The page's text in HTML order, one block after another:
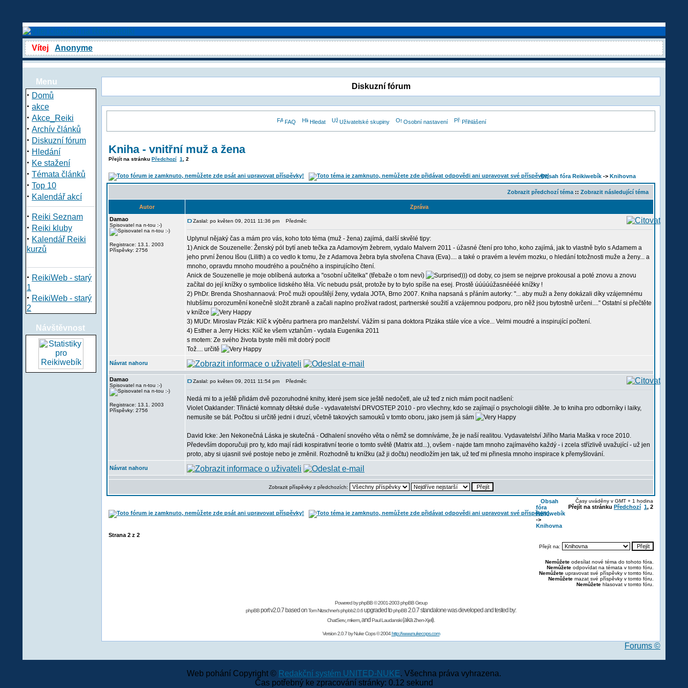
Vítej Anonyme
Menu
· Domů
· akce
· Akce_Reiki
· Archív článků
· Diskuzní fórum
· Hledání
· Ke stažení
· Témata článků
· Top 10
· Kalendář akcí
· Reiki Seznam
· Reiki kluby
· Kalendář Reiki
kurzů
· ReikiWeb - starý
1
· ReikiWeb - starý
2
Návštěvnost
Diskuzní fórum
FAQ Hledat Uživatelské skupiny Osobní nastavení Přihlášení
Kniha - vnitřní muž a žena
Přejít na stránku Předchozí 1 2
Obsah fóra Reikiwebík -> Knihovna
Zobrazit předchozí téma :: Zobrazit následující téma
Autor
Zpráva
Damao
Spisovatel na n-tou :-)
Registrace: 13.1. 2003
Příspěvky: 2756
Zaslal: po květen 09, 2011 11:36 pm Předmět:
Uplynul nějaký čas a mám pro vás, koho toto téma (muž - žena) zajímá, další skvělé tipy:
1) Anick de Souzenelle: Ženský pól bytí aneb tečka za Adamovým žebrem, vydalo Malvern 2011 - úžasné čtení pro toho, koho zajímá, jak to vlastně bylo s Adamem a
jeho první ženou Išou (Lilith) a co vedlo k tomu, že z Adamova žebra byla stvořena Chava (Eva).... a také o pravém a levém mozku, o hledání totožnosti muže a ženy... a
mnoho, opravdu mnoho moudrého a poučného a inspirujícího čtení.
Anick de Souzenelle je moje oblíbená autorka a "osobní učitelka" (třebaže o tom neví)
))) od doby, co jsem se nejprve prokousal a poté znovu a znovu
začítal do její knížky o symbolice lidského těla. Víc nebudu psát, protože by to bylo spíše na esej. Prostě úúúúúžasnéééé knížky !
2) PhDr. Brenda Shoshannaová: Proč muži opouštějí ženy, vydala JOTA, Brno 2007. Kniha napsaná s přáním autorky: "... aby muži a ženy dokázali díky vzájemnému
hlubšímu porozumění konečně složit zbraně a začali naplno prožívat radost, partnerské soužití a vzájemnou podporu, pro něž jsou bytostně určeni...." Ostatní si přečtěte
v knížce
3) MUDr. Miroslav Plzák: Klíč k výběru partnera pro manželství. Vážím si pana doktora Plzáka stále více a více... Velmi moudré a inspirující počtení.
4) Esther a Jerry Hicks: Klíč ke všem vztahům - vydala Eugenika 2011
s motem: Ze svého života byste měli mít dobrý pocit!
Tož.... určitě
Návrat nahoru
Damao
Spisovatel na n-tou :-)
Registrace: 13.1. 2003
Příspěvky: 2756
Zaslal: po květen 09, 2011 11:54 pm Předmět:
Nedá mi to a ještě přidám dvě pozoruhodné knihy, které jsem sice ještě nedočetl, ale už teď z nich mám pocit nadšení:
Violet Oaklander: Třinácté komnaty dětské duše - vydavatelství DRVOSTEP 2010 - pro všechny, kdo se zajímají o psychologii dítěte. Je to kniha pro odborníky i laiky,
nemusíte se bát. Počtou si určitě jedni i druzí, včetně takových samouků v tomto oboru, jako jsem já sám
David Icke: Jen Nekonečná Láska je skutečná - Odhalení snového věta o němž se domníváme, že je naší realitou. Vydavatelství Jiřího Maria Maška v roce 2010.
Především doporučuji pro ty, kdo mají rádi kospirativní teorie o tomto světě (Matrix atd...), ovšem - najde tam mnoho zajímavého každý - i zcela střízlivě uvažující - už jen
proto, aby si ujasnil své postoje nebo je změnil. Rozhodně tu knížku (až ji dočtu) neodložím jen tak, už teď mi přinesla mnoho inspirace k přemyšlování.
Návrat nahoru
Zobrazit příspěvky z předchozích:
Obsah
fóra
Reikiwebík
->
Knihovna
Časy uváděny v GMT + 1 hodina
Přejít na stránku Předchozí 1, 2
Strana 2 z 2
Přejít na:
Nemůžete odesílat nové téma do tohoto fóra.
Nemůžete odpovídat na témata v tomto fóru.
Nemůžete upravovat své příspěvky v tomto fóru.
Nemůžete mazat své příspěvky v tomto fóru.
Nemůžete hlasovat v tomto fóru.
Powered byphpBB© 2001-2003 phpBB Group
phpBBport v2.0.7 based onTom Nitzschner'sphpbb2.0.6upgraded tophpBB2.0.7 standalone was developed and tested by:
ChatServ,mikem,and Paul Laudanski(akaZhen-Xjell).
Version 2.0.7 byNuke Cops© 2004http://www.nukecops.com
Forums ©
Web pohání Copyright © Redakční systém UNITED-NUKE. Všechna práva vyhrazena.
Čas potřebný ke zpracování stránky: 0.12 sekund